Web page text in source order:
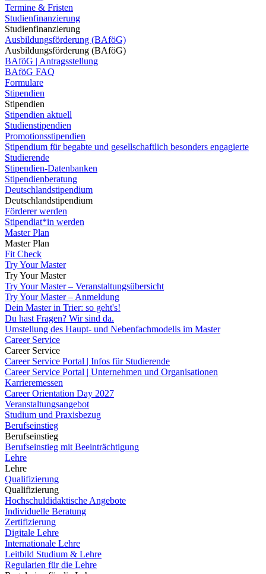
Termine & Fristen
Studienfinanzierung
Studienfinanzierung
Ausbildungsförderung (BAföG)
Ausbildungsförderung (BAföG)
BAföG | Antragsstellung
BAföG FAQ
Formulare
Stipendien
Stipendien
Stipendien aktuell
Studienstipendien
Promotionsstipendien
Stipendium für begabte und gesellschaftlich besonders engagierte
Studierende
Stipendien-Datenbanken
Stipendienberatung
Deutschlandstipendium
Deutschlandstipendium
Förderer werden
Stipendiat*in werden
Master Plan
Master Plan
Fit Check
Try Your Master
Try Your Master
Try Your Master – Veranstaltungsübersicht
Try Your Master – Anmeldung
Dein Master in Trier: so geht's!
Du hast Fragen? Wir sind da.
Umstellung des Haupt- und Nebenfachmodells im Master
Career Service
Career Service
Career Service Portal | Infos für Studierende
Career Service Portal | Unternehmen und Organisationen
Karrieremessen
Career Orientation Day 2027
Veranstaltungsangebot
Studium und Praxisbezug
Berufseinstieg
Berufseinstieg
Berufseinstieg mit Beeinträchtigung
Lehre
Lehre
Qualifizierung
Qualifizierung
Hochschuldidaktische Angebote
Individuelle Beratung
Zertifizierung
Digitale Lehre
Internationale Lehre
Leitbild Studium & Lehre
Regularien für die Lehre